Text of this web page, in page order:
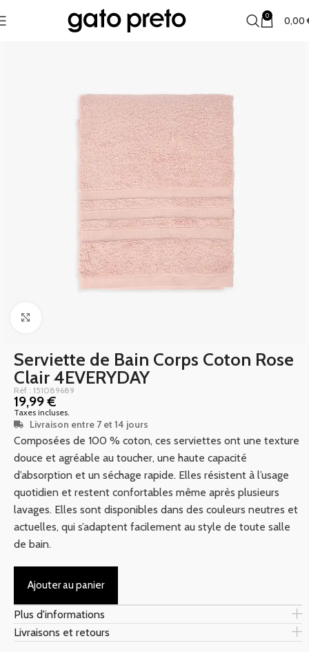
0 0,00
Serviette de Bain Corps Coton Rose
Clair 4EVERYDAY
Réf : 151089689
19,99€
Taxes incluses.
Livraison entre 7 et 14 jours
Composées de 100 % coton, ces serviettes ont une texture
douce et agréable au toucher, une haute capacité
d’absorption et un séchage rapide. Elles résistent à l’usage
quotidien et restent confortables même après plusieurs
lavages. Elles sont disponibles dans des couleurs neutres et
actuelles, qui s’adaptent facilement au style de toute salle
de bain.
Ajouter au panier
Plus d'informations
Livraisons et retours